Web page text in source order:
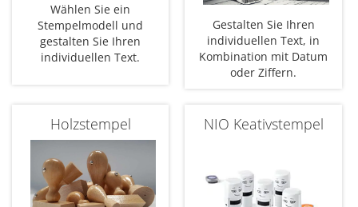
Wählen Sie ein
Stempelmodell und
gestalten Sie Ihren
individuellen Text.
Gestalten Sie Ihren
individuellen Text, in
Kombination mit Datum
oder Ziffern.
Holzstempel NIO Keativstempel